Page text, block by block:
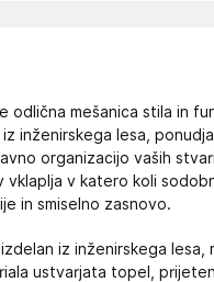
odlična mešanica stila in
inženirskega lesa,
organizacijo vaših
v katero koli
in smiselno zasnovo.
iz inženirskega
ustvarjata topel,